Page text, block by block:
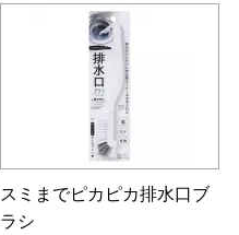
スミまでピカピカ排水口ブ
ラシ